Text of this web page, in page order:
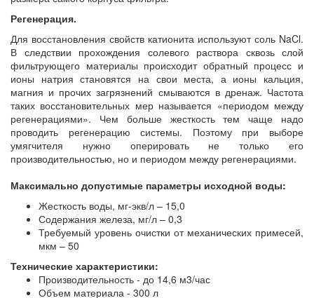
Регенерация.
Для восстановления свойств катионита используют соль NaCl.
В следствии прохождения солевого раствора сквозь слой
фильтрующего материалы происходит обратный процесс и
ионы натрия становятся на свои места, а ионы кальция,
магния и прочих загрязнений смываются в дренаж. Частота
таких восстановительных мер называется «периодом между
регенерациями». Чем больше жесткость тем чаще надо
проводить регенерацию системы. Поэтому при выборе
умягчителя нужно оперировать не только его
производительностью, но и периодом между регенерациями.
Максимально допустимые параметры исходной воды:
Жесткость воды, мг-экв/л – 15,0
Содержания железа, мг/л – 0,3
Требуемый уровень очистки от механических примесей,
мкм – 50
Технические характеристики:
Производительность - до 14,6 м3/час
Объем материала - 300 л